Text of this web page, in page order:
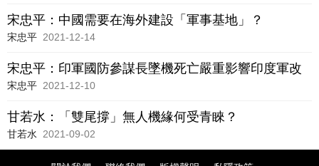
宋忠平：中國需要在海外建設「軍事基地」？
宋忠平 2021-12-14
宋忠平：印軍國防參謀長墜機死亡嚴重影響印度軍改
宋忠平 2021-12-10
甘若水：「雙尾撐」無人機緣何受青睞？
甘若水 2021-09-02